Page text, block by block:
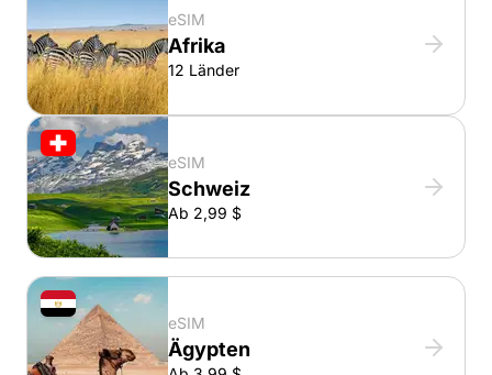
eSIM
Afrika
12 Länder
eSIM
Schweiz
Ab 2,99 $
eSIM
Ägypten